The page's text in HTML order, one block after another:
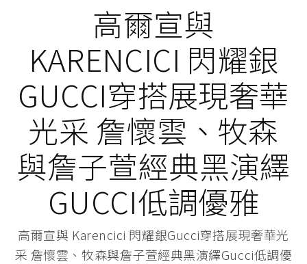
高爾宣與
KARENCICI 閃耀銀
GUCCI穿搭展現奢華
光采 詹懷雲、牧森
與詹子萱經典黑演繹
GUCCI低調優雅
高爾宣與 Karencici 閃耀銀Gucci穿搭展現奢華光
采 詹懷雲、牧森與詹子萱經典黑演繹Gucci低調優